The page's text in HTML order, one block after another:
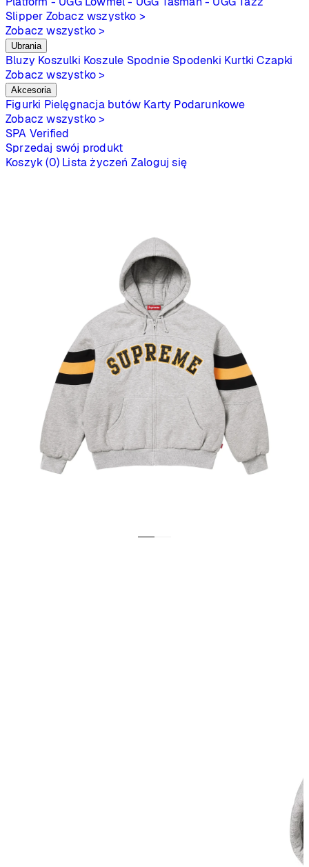
Slipper Zobacz wszystko >
Zobacz wszystko >
Ubrania
Bluzy Koszulki Koszule Spodnie Spodenki Kurtki Czapki
Zobacz wszystko >
Akcesoria
Figurki Pielęgnacja butów Karty Podarunkowe
Zobacz wszystko >
SPA Verified
Sprzedaj swój produkt
Koszyk (0) Lista życzeń Zaloguj się